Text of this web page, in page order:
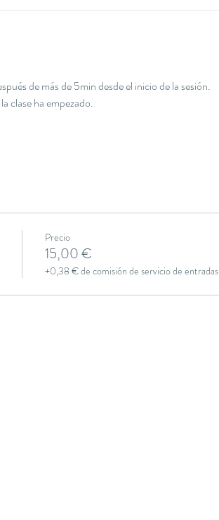
de más de 5min desde el inicio de la sesión.
clase ha empezado.
Precio
15,00 €
+0,38 € de comisión de servicio de entradas